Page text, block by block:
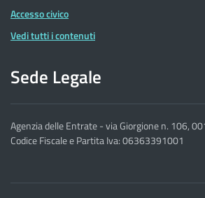
Accesso civico
Vedi tutti i contenuti
Sede Legale
Agenzia delle Entrate - via Giorgione n. 106,
Codice Fiscale e Partita Iva: 06363391001